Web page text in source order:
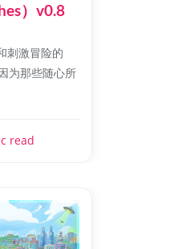
）v0.8
刺激冒险的
为那些随心所
read